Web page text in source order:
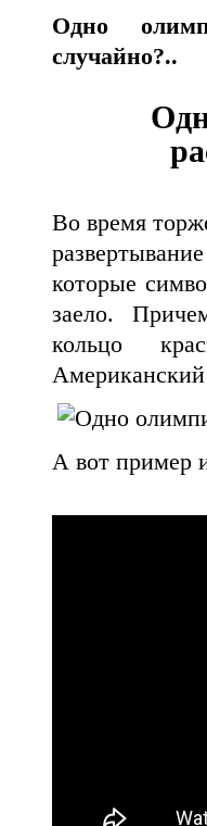
Одно
случайно?..
Во время
которые
заело.
кольцо
А вот пример